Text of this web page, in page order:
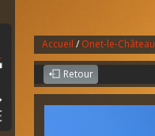
Accueil / Onet-le-Château
Retour